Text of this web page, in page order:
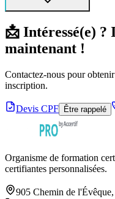
📩 Intéressé(e) ?
maintenant !
Contactez-nous pour
inscription.
Devis CPF Être rappelé
Organisme de formation
certifiantes personnalisées.
905 Chemin de